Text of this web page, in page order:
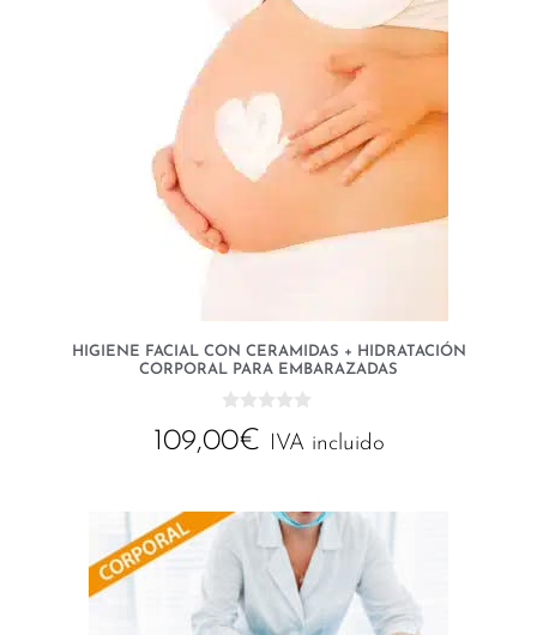
HIGIENE FACIAL CON CERAMIDAS + HIDRATACIÓN
CORPORAL PARA EMBARAZADAS
d
109,00€ IVA incluido